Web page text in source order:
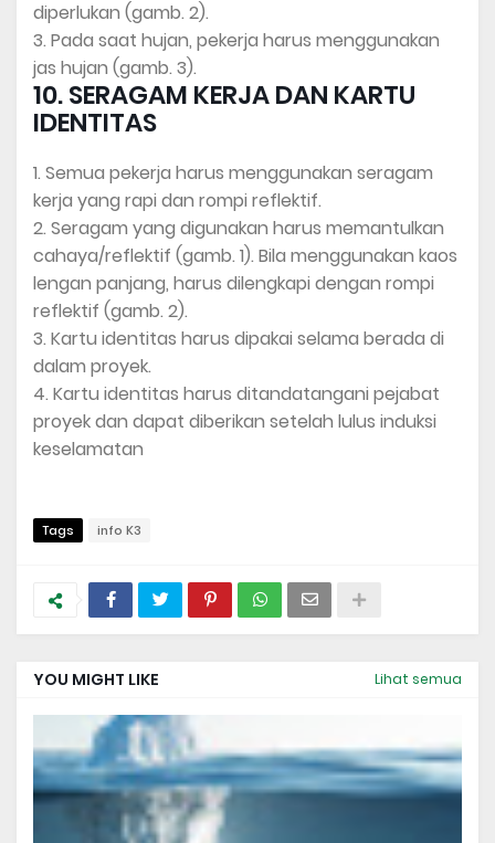
diperlukan (gamb. 2).
3. Pada saat hujan, pekerja harus menggunakan
jas hujan (gamb. 3).
10. SERAGAM KERJA DAN KARTU
IDENTITAS
1. Semua pekerja harus menggunakan seragam
kerja yang rapi dan rompi reflektif.
2. Seragam yang digunakan harus memantulkan
cahaya/reflektif (gamb. 1). Bila menggunakan kaos
lengan panjang, harus dilengkapi dengan rompi
reflektif (gamb. 2).
3. Kartu identitas harus dipakai selama berada di
dalam proyek.
4. Kartu identitas harus ditandatangani pejabat
proyek dan dapat diberikan setelah lulus induksi
keselamatan
Tags info K3
YOU MIGHT LIKE Lihat semua